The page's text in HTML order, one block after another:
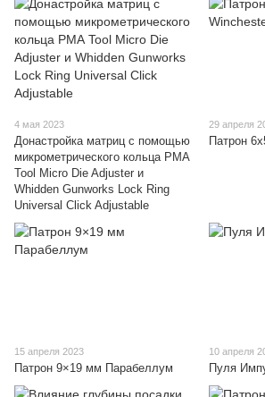
4 мая 2023
Донастройка матриц с помощью
микрометрического кольца РМА
Tool Micro Die Adjuster и
Whidden Gunworks Lock Ring
Universal Click Adjustable
29 апреля
Патрон
15 апреля 2023
Патрон 9×19 мм Парабеллум
10 апреля
Пуля